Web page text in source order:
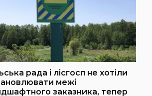
рада і лісгосп не хотіли
межі
заказника, тепер